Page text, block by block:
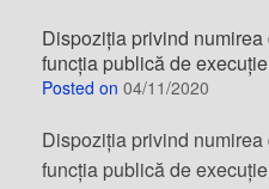
Dispoziția privind
funcția publică de execuție
Posted on 04/11/2020
Dispoziția privind
funcția publică de execuție